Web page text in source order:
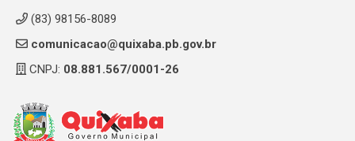
(83) 98156-8089
comunicacao@quixaba.pb.gov.br
CNPJ: 08.881.567/0001-26